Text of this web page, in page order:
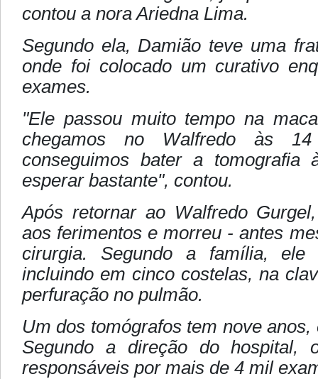
contou a nora Ariedna Lima.
Segundo ela, Damião teve uma
onde foi colocado um curativo
exames.
"Ele passou muito tempo na
chegamos no Walfredo às
conseguimos bater a
esperar bastante", contou.
Após retornar ao Walfredo
aos ferimentos e morreu - antes
cirurgia. Segundo a família, ele
incluindo em cinco costelas, na
perfuração no pulmão.
Um dos tomógrafos tem nove
Segundo a direção do hospital,
responsáveis por mais de 4 mil